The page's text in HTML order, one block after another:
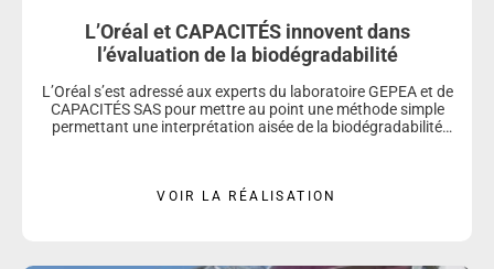
L’Oréal et CAPACITÉS innovent dans
l’évaluation de la biodégradabilité
L’Oréal s’est adressé aux experts du laboratoire GEPEA et de
CAPACITÉS SAS pour mettre au point une méthode simple
permettant une interprétation aisée de la biodégradabilité
VOIR LA RÉALISATION